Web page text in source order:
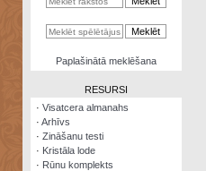
kalkulators
NomētātāsPaplašinātā meklēšana
RESURSI
· Visatcera almanahs
· Arhīvs
· Zināšanu testi
· Kristāla lode
· Rūnu komplekts